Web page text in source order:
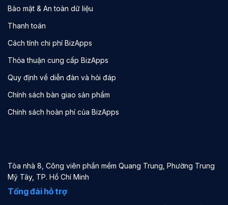
Bảo mật & An toàn dữ liệu
Thanh toán
Cách tính chi phí BizApps
Thỏa thuận cung cấp BizApps
Quy định về diễn đàn và hỏi đáp
Chính sách bàn giao sản phẩm
Chính sách hoàn phí của BizApps
Tòa nhà 8, Công viên phần mềm Quang Trung, Phường Trung
Mỹ Tây, TP. Hồ Chí Minh
Tổng đài hỗ trợ